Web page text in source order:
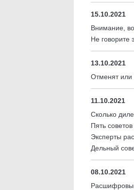
15.10.2021
Внимание,
Не говорите
13.10.2021
Отменят
11.10.2021
Сколько
Пять
Эксперты
Дельный
08.10.2021